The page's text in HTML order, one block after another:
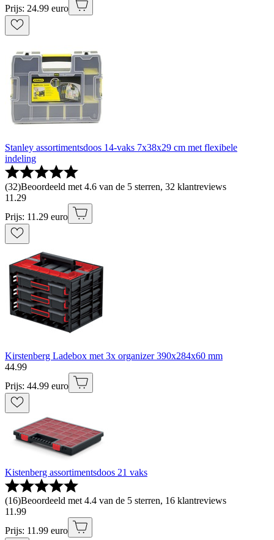
Prijs: 24.99 euro
Stanley assortimentsdoos 14-vaks 7x38x29 cm met flexibele
indeling
(32)Beoordeeld met 4.6 van de 5 sterren, 32 klantreviews
11 .29
Prijs: 11.29 euro
Kirstenberg Ladebox met 3x organizer 390x284x60 mm
44.99
Prijs: 44.99 euro
Kistenberg assortimentsdoos 21 vaks
(16)Beoordeeld met 4.4 van de 5 sterren, 16 klantreviews
11 .99
Prijs: 11.99 euro